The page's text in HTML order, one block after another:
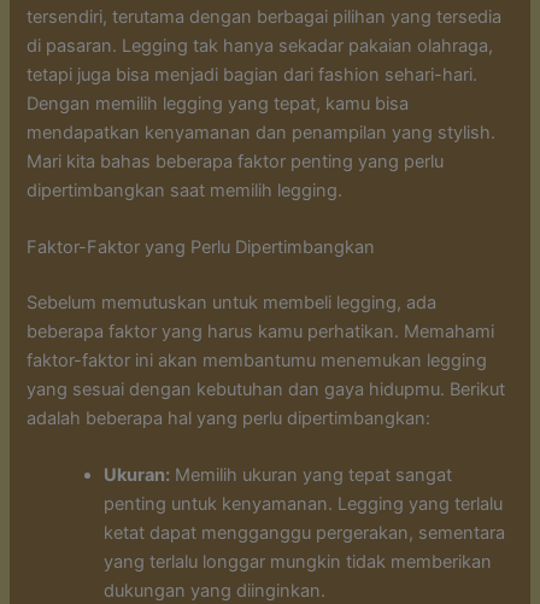
tersendiri, terutama dengan berbagai pilihan yang tersedia
di pasaran. Legging tak hanya sekadar pakaian olahraga,
tetapi juga bisa menjadi bagian dari fashion sehari-hari.
Dengan memilih legging yang tepat, kamu bisa
mendapatkan kenyamanan dan penampilan yang stylish.
Mari kita bahas beberapa faktor penting yang perlu
dipertimbangkan saat memilih legging.
Faktor-Faktor yang Perlu Dipertimbangkan
Sebelum memutuskan untuk membeli legging, ada
beberapa faktor yang harus kamu perhatikan. Memahami
faktor-faktor ini akan membantumu menemukan legging
yang sesuai dengan kebutuhan dan gaya hidupmu. Berikut
adalah beberapa hal yang perlu dipertimbangkan:
Ukuran: Memilih ukuran yang tepat sangat
penting untuk kenyamanan. Legging yang terlalu
ketat dapat mengganggu pergerakan, sementara
yang terlalu longgar mungkin tidak memberikan
dukungan yang diinginkan.